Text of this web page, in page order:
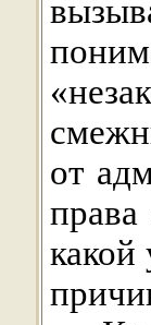
от
какой